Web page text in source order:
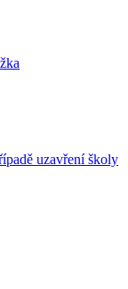
uzavření školy